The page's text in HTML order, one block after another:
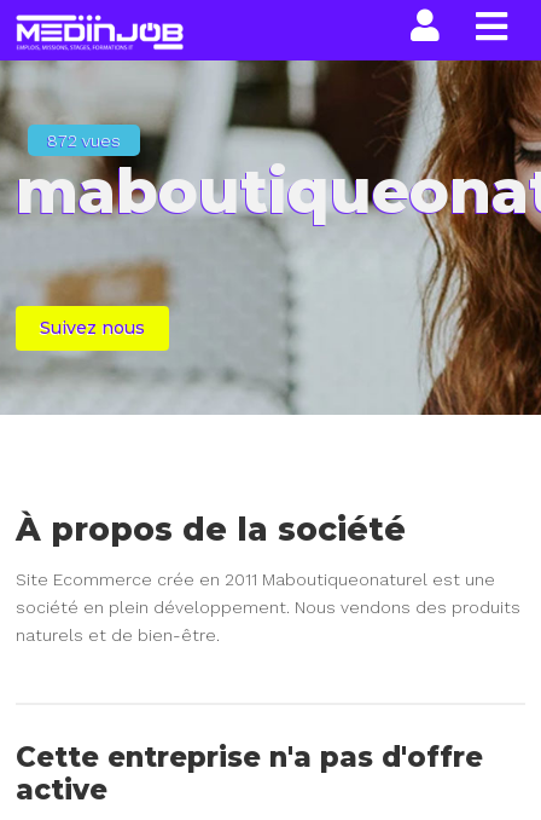
872 vues
Suivez nous
À propos de la société
Site Ecommerce crée en 2011 Maboutiqueonaturel est une
société en plein développement. Nous vendons des produits
naturels et de bien-être.
Cette entreprise n'a pas d'offre
active